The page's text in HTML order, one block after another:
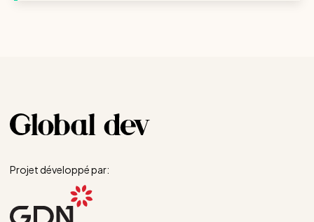
Projet développé par: